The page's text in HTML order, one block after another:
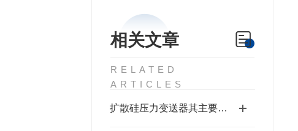
相关文章
RELATED
ARTICLES
扩散硅压力变送器其主要特点的综合分析